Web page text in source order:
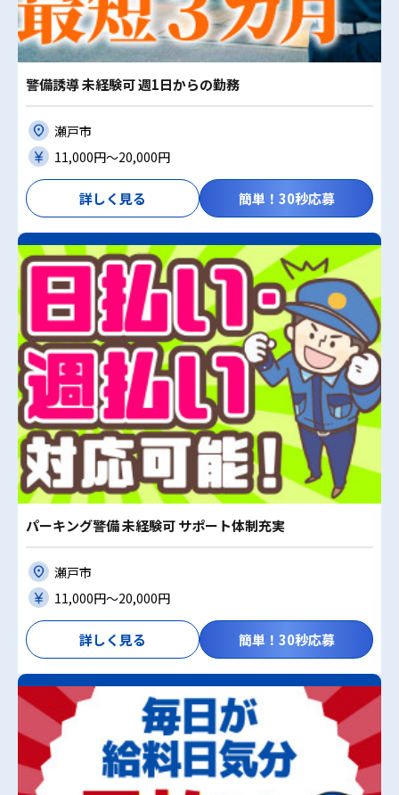
警備誘導 未経験可 週1日からの勤務
瀬戸市
11,000円〜20,000円
詳しく見る 簡単！30秒応募
パーキング警備 未経験可 サポート体制充実
瀬戸市
11,000円〜20,000円
詳しく見る 簡単！30秒応募